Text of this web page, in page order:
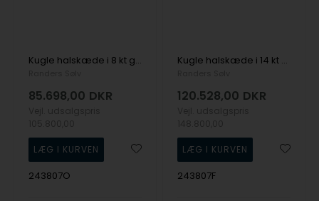
Kugle halskæde i 8 kt guld, 45 cm
85.698,00 DKR
243807O
Kugle halskæde i 14 kt guld, 45 cm
120.528,00 DKR
243807F